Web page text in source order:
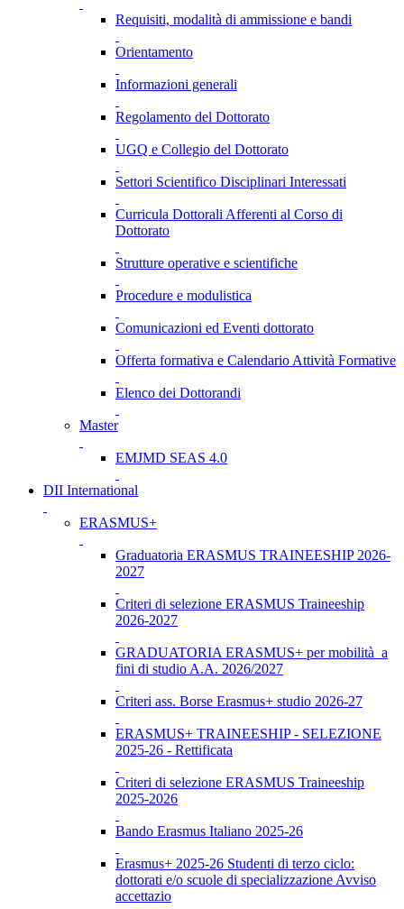
Requisiti, modalità di ammissione e bandi
Orientamento
Informazioni generali
Regolamento del Dottorato
UGQ e Collegio del Dottorato
Settori Scientifico Disciplinari Interessati
Curricula Dottorali Afferenti al Corso di
Dottorato
Strutture operative e scientifiche
Procedure e modulistica
Comunicazioni ed Eventi dottorato
Offerta formativa e Calendario Attività Formative
Elenco dei Dottorandi
Master
EMJMD SEAS 4.0
DII International
ERASMUS+
Graduatoria ERASMUS TRAINEESHIP 2026-
2027
Criteri di selezione ERASMUS Traineeship
2026-2027
GRADUATORIA ERASMUS+ per mobilità a
fini di studio A.A. 2026/2027
Criteri ass. Borse Erasmus+ studio 2026-27
ERASMUS+ TRAINEESHIP - SELEZIONE
2025-26 - Rettificata
Criteri di selezione ERASMUS Traineeship
2025-2026
Bando Erasmus Italiano 2025-26
Erasmus+ 2025-26 Studenti di terzo ciclo:
dottorati e/o scuole di specializzazione Avviso
accettazio